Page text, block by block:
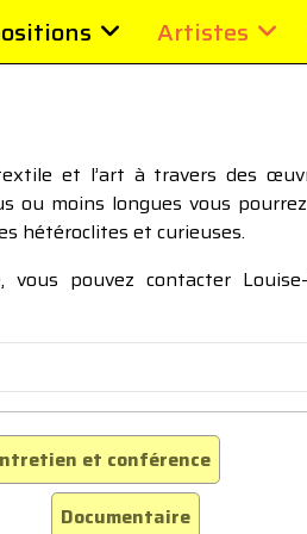
Artistes
et l’art à travers des
ou moins longues vous
hétéroclites et curieuses.
pouvez contacter
et conférence
Documentaire